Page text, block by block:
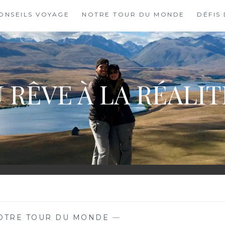
VOYAGE NOTRE TOUR DU MONDE DÉFIS
RÊVE À LA
TOUR DU MONDE —